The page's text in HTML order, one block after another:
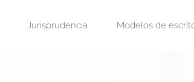
Jurisprudencia Modelos de